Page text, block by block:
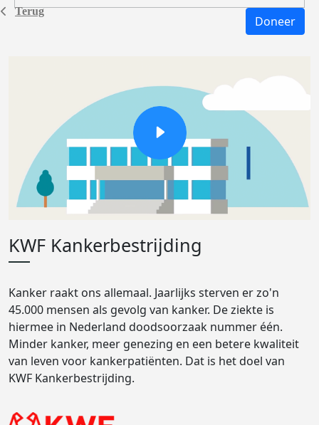
Terug
Doneer
KWF Kankerbestrijding
Kanker raakt ons allemaal. Jaarlijks sterven er zo'n
45.000 mensen als gevolg van kanker. De ziekte is
hiermee in Nederland doodsoorzaak nummer één.
Minder kanker, meer genezing en een betere kwaliteit
van leven voor kankerpatiënten. Dat is het doel van
KWF Kankerbestrijding.